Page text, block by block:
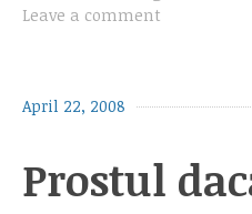
Leave a comment
April 22, 2008
Prostul